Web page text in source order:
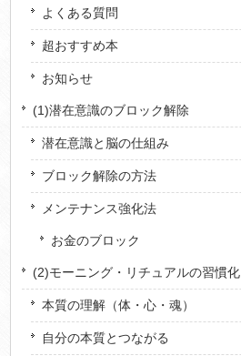
よくある質問
超おすすめ本
お知らせ
(1)潜在意識のブロック解除
潜在意識と脳の仕組み
ブロック解除の方法
メンテナンス強化法
お金のブロック
(2)モーニング・リチュアルの習慣化
本質の理解（体・心・魂）
自分の本質とつながる